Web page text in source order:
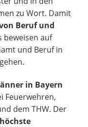
zu Wort. Damit
Beruf und
beweisen auf
und Beruf in
in Bayern
Feuerwehren,
dem THW. Der
höchste